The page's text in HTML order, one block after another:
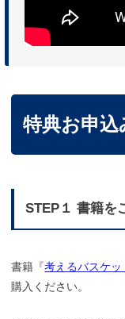
特典お申込
STEP１ 書籍を
書籍『考えるバスケッ
購入ください。